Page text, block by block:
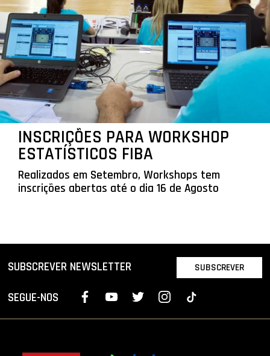
INSCRIÇÕES PARA WORKSHOP
ESTATÍSTICOS FIBA
Realizados em Setembro, Workshops tem
inscrições abertas até o dia 16 de Agosto
SUBSCREVER NEWSLETTER SUBSCREVER
SEGUE-NOS